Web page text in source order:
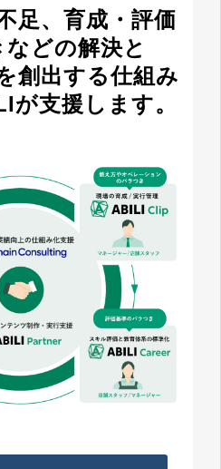
足、育成・評価
どの解決と
創出する仕組み
支援します。